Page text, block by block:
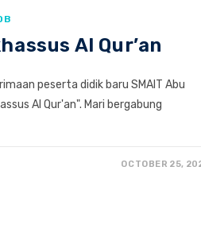
Al Qur’an
peserta didik baru SMAIT Abu
Al Qur'an". Mari bergabung
OCTOBER 25,